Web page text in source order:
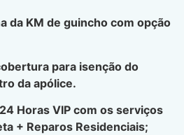
da KM de guincho com opção
para isenção do
da apólice.
Horas VIP com os serviços
+ Reparos Residenciais;